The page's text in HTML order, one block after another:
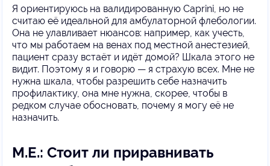
Я ориентируюсь на валидированную Caprini, но не
считаю её идеальной для амбулаторной флебологии.
Она не улавливает нюансов: например, как учесть,
что мы работаем на венах под местной анестезией,
пациент сразу встаёт и идёт домой? Шкала этого не
видит. Поэтому я и говорю — я страхую всех. Мне не
нужна шкала, чтобы разрешить себе назначить
профилактику, она мне нужна, скорее, чтобы в
редком случае обосновать, почему я могу её не
назначить.
М.Е.: Стоит ли приравнивать